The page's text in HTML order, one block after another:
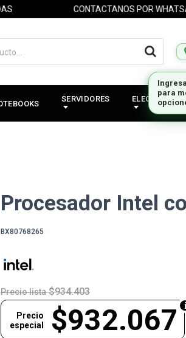
CONTACTANOS POR WHATSAPP
SERVIDORES
Procesador Intel
BX80768265
Precio lista $934.403
$932.067
Precio
especial